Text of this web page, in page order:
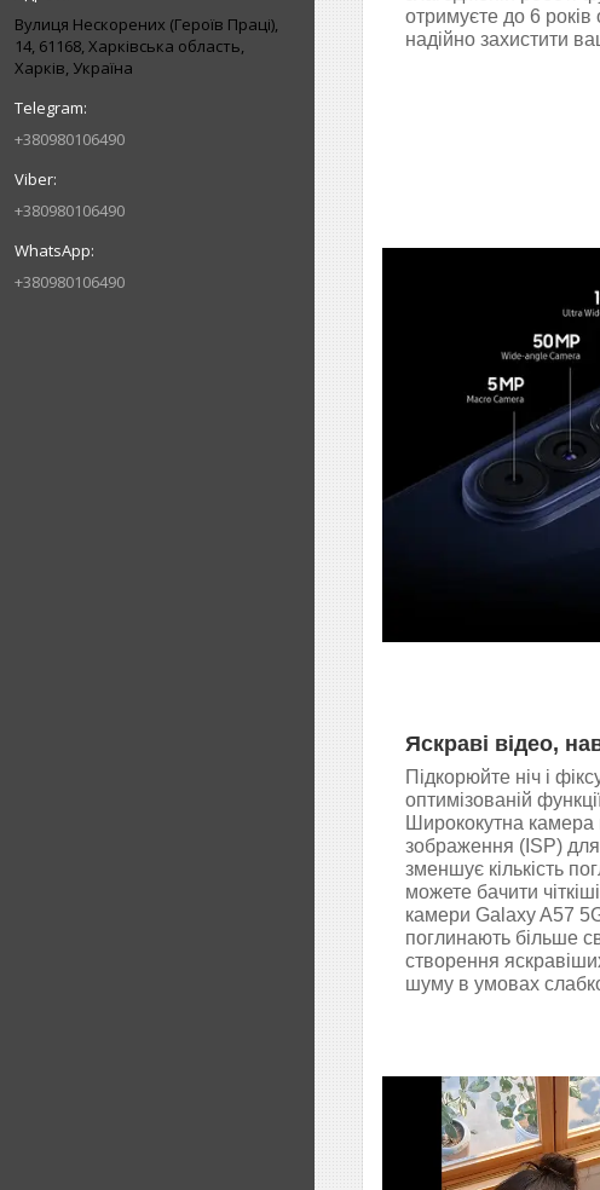
Вулиця Нескорених (Героїв Праці),
14, 61168, Харківська область,
Харків, Україна
+380980106490
+380980106490
+380980106490
отримуєте до 6
надійно захистити
Яскраві відео,
Підкорюйте ніч і
оптимізованій
Ширококутна камера
зображення (ISP)
зменшує кількість
можете бачити
камери Galaxy A57
поглинають більше
створення
шуму в умовах